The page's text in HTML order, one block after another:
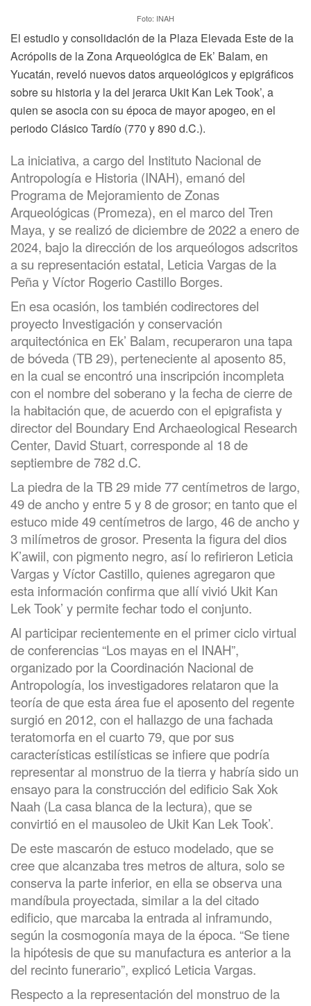
Foto: INAH
El estudio y consolidación de la Plaza Elevada Este de la
Acrópolis de la Zona Arqueológica de Ek’ Balam, en
Yucatán, reveló nuevos datos arqueológicos y epigráficos
sobre su historia y la del jerarca Ukit Kan Lek Took’, a
quien se asocia con su época de mayor apogeo, en el
periodo Clásico Tardío (770 y 890 d.C.).
La iniciativa, a cargo del Instituto Nacional de
Antropología e Historia (INAH), emanó del
Programa de Mejoramiento de Zonas
Arqueológicas (Promeza), en el marco del Tren
Maya, y se realizó de diciembre de 2022 a enero de
2024, bajo la dirección de los arqueólogos adscritos
a su representación estatal, Leticia Vargas de la
Peña y Víctor Rogerio Castillo Borges.
En esa ocasión, los también codirectores del
proyecto Investigación y conservación
arquitectónica en Ek’ Balam, recuperaron una tapa
de bóveda (TB 29), perteneciente al aposento 85,
en la cual se encontró una inscripción incompleta
con el nombre del soberano y la fecha de cierre de
la habitación que, de acuerdo con el epigrafista y
director del Boundary End Archaeological Research
Center, David Stuart, corresponde al 18 de
septiembre de 782 d.C.
La piedra de la TB 29 mide 77 centímetros de largo,
49 de ancho y entre 5 y 8 de grosor; en tanto que el
estuco mide 49 centímetros de largo, 46 de ancho y
3 milímetros de grosor. Presenta la figura del dios
K’awiil, con pigmento negro, así lo refirieron Leticia
Vargas y Víctor Castillo, quienes agregaron que
esta información confirma que allí vivió Ukit Kan
Lek Took’ y permite fechar todo el conjunto.
Al participar recientemente en el primer ciclo virtual
de conferencias “Los mayas en el INAH”,
organizado por la Coordinación Nacional de
Antropología, los investigadores relataron que la
teoría de que esta área fue el aposento del regente
surgió en 2012, con el hallazgo de una fachada
teratomorfa en el cuarto 79, que por sus
características estilísticas se infiere que podría
representar al monstruo de la tierra y habría sido un
ensayo para la construcción del edificio Sak Xok
Naah (La casa blanca de la lectura), que se
convirtió en el mausoleo de Ukit Kan Lek Took’.
De este mascarón de estuco modelado, que se
cree que alcanzaba tres metros de altura, solo se
conserva la parte inferior, en ella se observa una
mandíbula proyectada, similar a la del citado
edificio, que marcaba la entrada al inframundo,
según la cosmogonía maya de la época. “Se tiene
la hipótesis de que su manufactura es anterior a la
del recinto funerario”, explicó Leticia Vargas.
Respecto a la representación del monstruo de la